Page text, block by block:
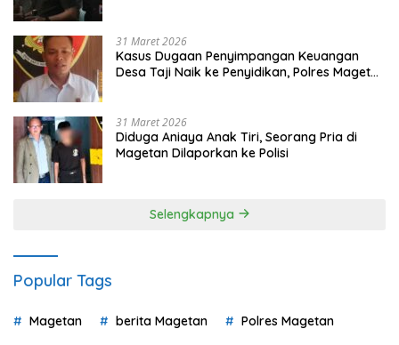
31 Maret 2026
Kasus Dugaan Penyimpangan Keuangan
Desa Taji Naik ke Penyidikan, Polres Magetan
31 Maret 2026
Diduga Aniaya Anak Tiri, Seorang Pria di
Magetan Dilaporkan ke Polisi
Selengkapnya
Popular Tags
Magetan berita Magetan Polres Magetan